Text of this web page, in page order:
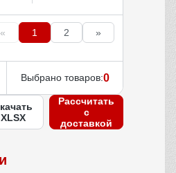
« 1 2 »
Выбрано товаров:0
XLSX
Рассчитать
с
доставкой